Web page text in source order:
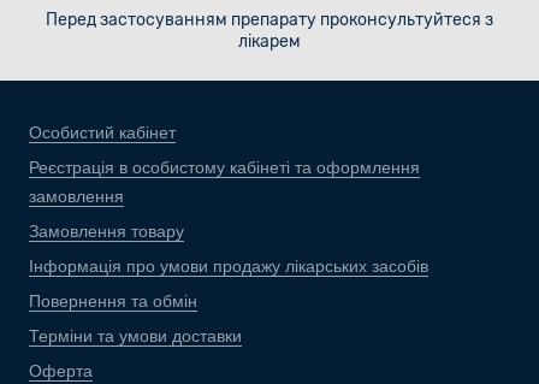
Перед застосуванням препарату проконсультуйтеся з
лікарем
Особистий кабінет
Реєстрація в особистому кабінеті та оформлення
замовлення
Замовлення товару
Інформація про умови продажу лікарських засобів
Повернення та обмін
Терміни та умови доставки
Оферта